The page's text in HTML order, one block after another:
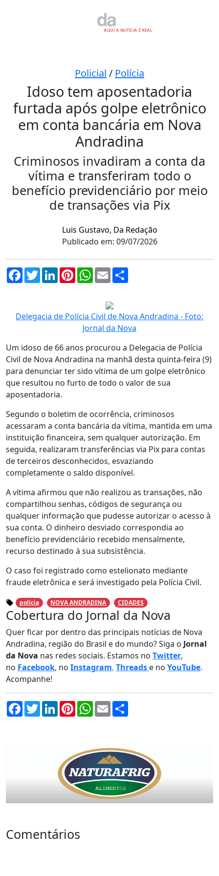
Policial / Polícia
Idoso tem aposentadoria
furtada após golpe eletrônico
em conta bancária em Nova
Andradina
Criminosos invadiram a conta da
vítima e transferiram todo o
benefício previdenciário por meio
de transações via Pix
Luis Gustavo, Da Redação
Publicado em: 09/07/2026
Facebook
TwitterLinkedInPinterestWhatsApp
Email
Delegacia de Polícia Civil de Nova Andradina - Foto:
Jornal da Nova
Um idoso de 66 anos procurou a Delegacia de Polícia
Civil de Nova Andradina na manhã desta quinta-feira (9)
para denunciar ter sido vítima de um golpe eletrônico
que resultou no furto de todo o valor de sua
aposentadoria.
Segundo o boletim de ocorrência, criminosos
acessaram a conta bancária da vítima, mantida em uma
instituição financeira, sem qualquer autorização. Em
seguida, realizaram transferências via Pix para contas
de terceiros desconhecidos, esvaziando
completamente o saldo disponível.
A vítima afirmou que não realizou as transações, não
compartilhou senhas, códigos de segurança ou
qualquer informação que pudesse autorizar o acesso à
sua conta. O dinheiro desviado correspondia ao
benefício previdenciário recebido mensalmente,
recurso destinado à sua subsistência.
O caso foi registrado como estelionato mediante
fraude eletrônica e será investigado pela Polícia Civil.
polícia NOVA ANDRADINA CIDADES
Cobertura do Jornal da Nova
Quer ficar por dentro das principais notícias de Nova
Andradina, região do Brasil e do mundo? Siga o Jornal
da Nova nas redes sociais. Estamos no Twitter,
no Facebook, no Instagram, Threads e no YouTube.
Acompanhe!
Facebook
TwitterLinkedInPinterestWhatsApp
Email
Comentários